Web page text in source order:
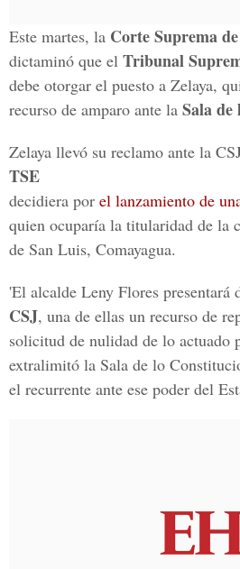
Este martes, la Corte Suprema
dictaminó que el Tribunal
debe otorgar el puesto a Zelaya,
recurso de amparo ante la Sala
Zelaya llevó su reclamo ante la
TSE
decidiera por el lanzamiento de
quien ocuparía la titularidad de la
de San Luis, Comayagua.
'El alcalde Leny Flores presentará
CSJ, una de ellas un recurso de
solicitud de nulidad de lo actuado
extralimitó la Sala de lo
el recurrente ante ese poder del